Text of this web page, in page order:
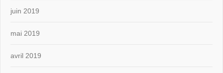
juin 2019
mai 2019
avril 2019